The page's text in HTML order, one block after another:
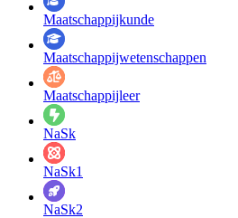
Maatschappij­kunde
Maatschappij­wetenschappen
Maatschappijleer
NaSk
NaSk1
NaSk2